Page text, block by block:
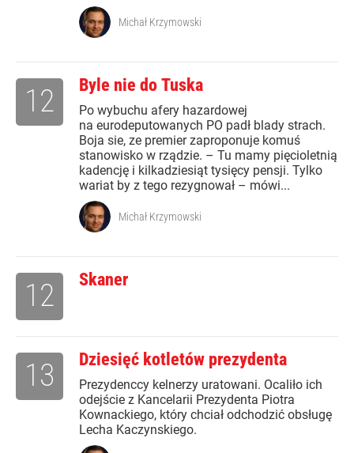
Michał Krzymowski
Byle nie do Tuska
Po wybuchu afery hazardowej
na eurodeputowanych PO padł blady strach.
Boja sie, ze premier zaproponuje komuś
stanowisko w rządzie. – Tu mamy pięcioletnią
kadencję i kilkadziesiąt tysięcy pensji. Tylko
wariat by z tego rezygnował – mówi...
12
Michał Krzymowski
Skaner
12
Dziesięć kotletów prezydenta
Prezydenccy kelnerzy uratowani. Ocaliło ich
odejście z Kancelarii Prezydenta Piotra
Kownackiego, który chciał odchodzić obsługę
Lecha Kaczynskiego.
13